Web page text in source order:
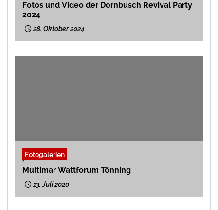
Fotos und Video der Dornbusch Revival Party
2024
28. Oktober 2024
Fotogalerien
Multimar Wattforum Tönning
13. Juli 2020